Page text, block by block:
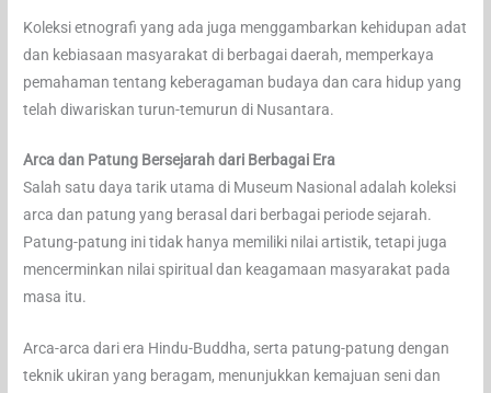
Koleksi etnografi yang ada juga menggambarkan kehidupan adat
dan kebiasaan masyarakat di berbagai daerah, memperkaya
pemahaman tentang keberagaman budaya dan cara hidup yang
telah diwariskan turun-temurun di Nusantara.
Arca dan Patung Bersejarah dari Berbagai Era
Salah satu daya tarik utama di Museum Nasional adalah koleksi
arca dan patung yang berasal dari berbagai periode sejarah.
Patung-patung ini tidak hanya memiliki nilai artistik, tetapi juga
mencerminkan nilai spiritual dan keagamaan masyarakat pada
masa itu.
Arca-arca dari era Hindu-Buddha, serta patung-patung dengan
teknik ukiran yang beragam, menunjukkan kemajuan seni dan